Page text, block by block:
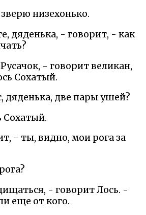
низехонько.
дяденька, - говорит, - как
- говорит великан,
Сохатый.
дяденька, две пары ушей?
Сохатый.
- ты, видно, мои рога за
- говорит Лось. -
еще от кого.